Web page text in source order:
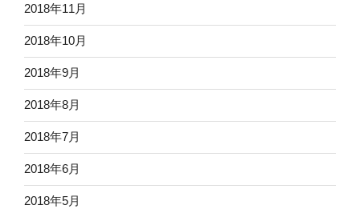
2018年11月
2018年10月
2018年9月
2018年8月
2018年7月
2018年6月
2018年5月